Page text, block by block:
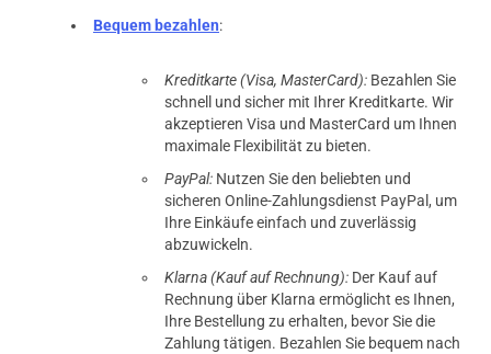
Bequem bezahlen:
Kreditkarte (Visa, MasterCard): Bezahlen Sie
schnell und sicher mit Ihrer Kreditkarte. Wir
akzeptieren Visa und MasterCard um Ihnen
maximale Flexibilität zu bieten.
PayPal: Nutzen Sie den beliebten und
sicheren Online-Zahlungsdienst PayPal, um
Ihre Einkäufe einfach und zuverlässig
abzuwickeln.
Klarna (Kauf auf Rechnung): Der Kauf auf
Rechnung über Klarna ermöglicht es Ihnen,
Ihre Bestellung zu erhalten, bevor Sie die
Zahlung tätigen. Bezahlen Sie bequem nach